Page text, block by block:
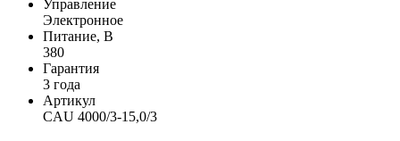
Управление
Электронное
Питание, В
380
Гарантия
3 года
Артикул
CAU 4000/3-15,0/3